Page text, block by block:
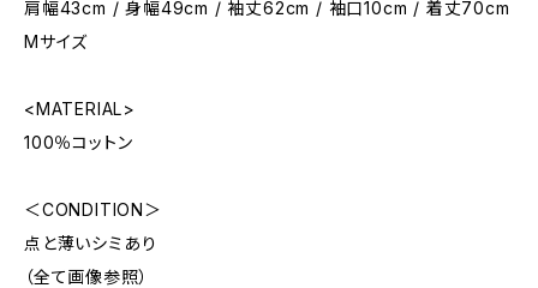
肩幅43cm / 身幅49cm / 袖丈62cm / 袖口10cm / 着丈70cm
Mサイズ
<MATERIAL>
100％コットン
＜CONDITION＞
点と薄いシミあり
（全て画像参照）